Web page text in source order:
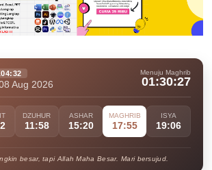
04:32
Aug 2026
Menuju Maghrib
01:30:26
DZUHUR
11:58
ASHAR
15:20
MAGHRIB
17:55
ISYA
19:06
besar, tapi Allah Maha Besar. Mari bersujud.